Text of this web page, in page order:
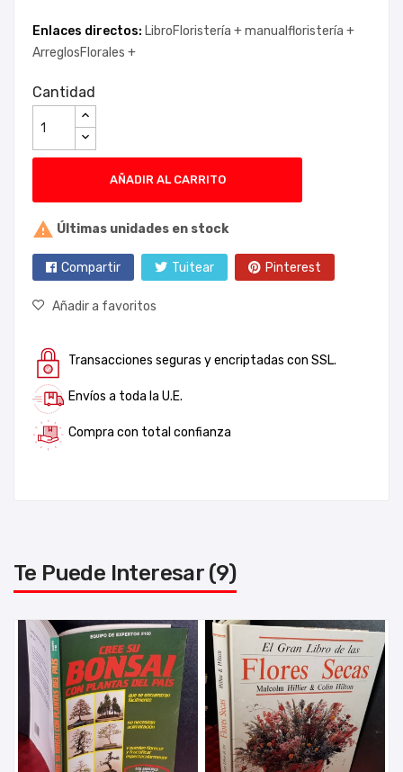
Enlaces directos: LibroFloristería +manualfloristería +
ArreglosFlorales +
Cantidad
AÑADIR AL CARRITO
 Últimas unidades en stock
Compartir Tuitear Pinterest
Añadir a favoritos
Transacciones seguras y encriptadas con SSL.
Envíos a toda la U.E.
Compra con total confianza
Te Puede Interesar (9)